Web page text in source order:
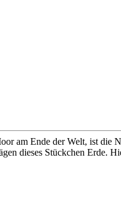
am Ende der Welt, ist die
dieses Stückchen Erde.